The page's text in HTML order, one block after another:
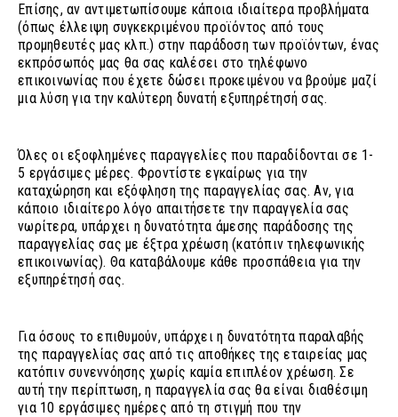
Επίσης, αν αντιμετωπίσουμε κάποια ιδιαίτερα προβλήματα
(όπως έλλειψη συγκεκριμένου προϊόντος από τους
προμηθευτές μας κλπ.) στην παράδοση των προϊόντων, ένας
εκπρόσωπός μας θα σας καλέσει στο τηλέφωνο
επικοινωνίας που έχετε δώσει προκειμένου να βρούμε μαζί
μια λύση για την καλύτερη δυνατή εξυπηρέτησή σας.
Όλες οι εξοφλημένες παραγγελίες που παραδίδονται σε 1-
5 εργάσιμες μέρες. Φροντίστε εγκαίρως για την
καταχώρηση και εξόφληση της παραγγελίας σας. Αν, για
κάποιο ιδιαίτερο λόγο απαιτήσετε την παραγγελία σας
νωρίτερα, υπάρχει η δυνατότητα άμεσης παράδοσης της
παραγγελίας σας με έξτρα χρέωση (κατόπιν τηλεφωνικής
επικοινωνίας). Θα καταβάλουμε κάθε προσπάθεια για την
εξυπηρέτησή σας.
Για όσους το επιθυμούν, υπάρχει η δυνατότητα παραλαβής
της παραγγελίας σας από τις αποθήκες της εταιρείας μας
κατόπιν συνεννόησης χωρίς καμία επιπλέον χρέωση. Σε
αυτή την περίπτωση, η παραγγελία σας θα είναι διαθέσιμη
για 10 εργάσιμες ημέρες από τη στιγμή που την